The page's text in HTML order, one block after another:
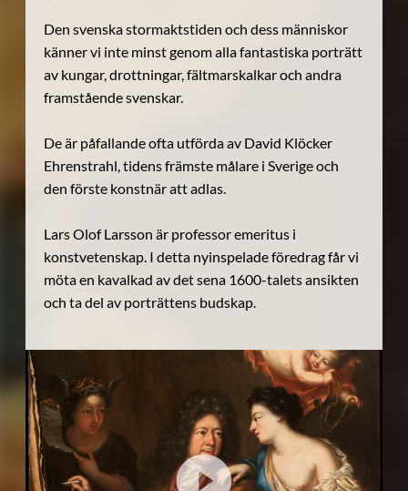
Den svenska stormaktstiden och dess människor
känner vi inte minst genom alla fantastiska porträtt
av kungar, drottningar, fältmarskalkar och andra
framstående svenskar.
De är påfallande ofta utförda av David Klöcker
Ehrenstrahl, tidens främste målare i Sverige och
den förste konstnär att adlas.
Lars Olof Larsson är professor emeritus i
konstvetenskap. I detta nyinspelade föredrag får vi
möta en kavalkad av det sena 1600-talets ansikten
och ta del av porträttens budskap.